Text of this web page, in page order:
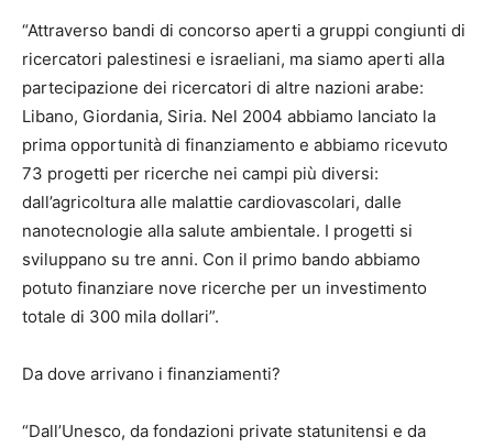
“Attraverso bandi di concorso aperti a gruppi congiunti di
ricercatori palestinesi e israeliani, ma siamo aperti alla
partecipazione dei ricercatori di altre nazioni arabe:
Libano, Giordania, Siria. Nel 2004 abbiamo lanciato la
prima opportunità di finanziamento e abbiamo ricevuto
73 progetti per ricerche nei campi più diversi:
dall’agricoltura alle malattie cardiovascolari, dalle
nanotecnologie alla salute ambientale. I progetti si
sviluppano su tre anni. Con il primo bando abbiamo
potuto finanziare nove ricerche per un investimento
totale di 300 mila dollari”.
Da dove arrivano i finanziamenti?
“Dall’Unesco, da fondazioni private statunitensi e da